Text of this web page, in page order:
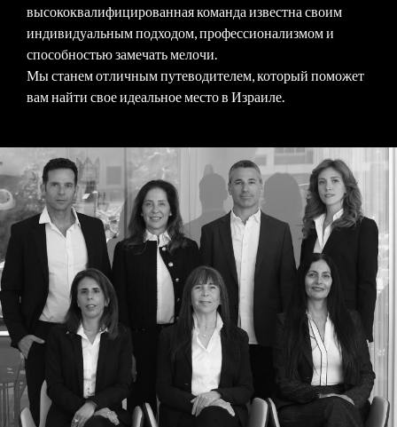
высококвалифицированная команда известна своим
индивидуальным подходом, профессионализмом и
способностью замечать мелочи.
Мы станем отличным путеводителем, который поможет
вам найти свое идеальное место в Израиле.